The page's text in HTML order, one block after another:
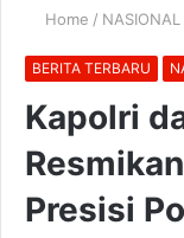
Home / NASIONAL
BERITA TERBARU
Kapolri
Presisi